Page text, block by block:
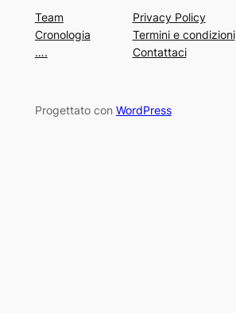
Team
Cronologia
….
Privacy Policy
Termini e condizioni
Contattaci
Progettato con WordPress